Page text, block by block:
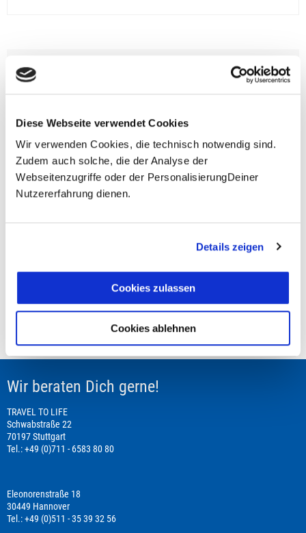
Diese Webseite verwendet Cookies
Wir verwenden Cookies, die technisch notwendig sind.
Zudem auch solche, die der Analyse der
Webseitenzugriffe oder der PersonalisierungDeiner
Nutzererfahrung dienen.
Details zeigen
Cookies zulassen
Cookies ablehnen
**Halbes Doppelzimmer: Zwei gleichgeschlechtliche
Personen teilen sich die Unterkunft. Wir berechnen (je
nach Reise) bei Buchung entweder den halben, einen
Finden wir eine/n Partner/in, dann erhältst Du den
Unsere Reisen und Seminare sind nicht barrierefrei.
Fragen zur Buchung?
Preisvorschau
Leistungsbeginn befindet sich in der Vergangenheit
Wir beraten Dich gerne!
TRAVEL TO LIFE
Schwabstraße 22
70197 Stuttgart
Tel.: +49 (0)711 - 6583 80 80
Eleonorenstraße 18
30449 Hannover
Tel.: +49 (0)511 - 35 39 32 56